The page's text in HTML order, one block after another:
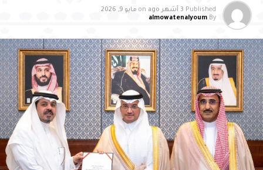
الواقعة على الساحل الغربي بين يومي الجمعة والاثنين، بزيادة
من المتوقع أن يرتفع العدد مع وصول المزيد من التقارير عن
حالات الوفاة.وكانت إدارة الطب الشرعي في “كولومبيا
البريطانية” قالت، الاثنين، إنه “منذ بداية الموجة الحارة أواخر
الأسبوع الماضي، سجلت إدارة الطب الشرعي زيادة كبيرة في
الوفيات المُبلغ عنها، إذ يشتبه في أن شدة الحرارة ساهمت في
ذلك”.متابعة المواطن اليوم /وحسبما ورد في بيان، فإن
المسؤولين عن الطب الشرعي، يجمعون الآن معلومات لتحديد
سبب الوفيات، وما إذا كان للحرارة دور فيها. وقالت رئيسة
الأطباء الشرعيين ليزا لابوانت، في بيان، إن “التعرض للحرارة
يمكن أن يؤدي لنتائج خطيرة أو مميتة، لا سيما لدى كبار السن
Published 3 أشهر ago on مايو 9, 2026
By
almowatenalyoum